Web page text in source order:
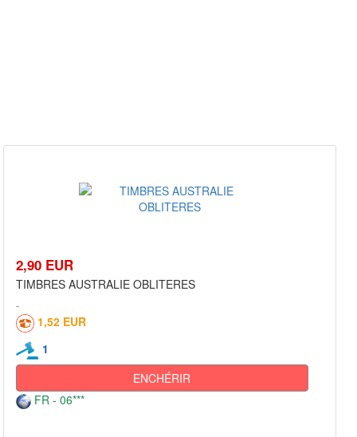
2,90 EUR
TIMBRES AUSTRALIE OBLITERES
1,52 EUR
1
ENCHÉRIR
FR - 06***